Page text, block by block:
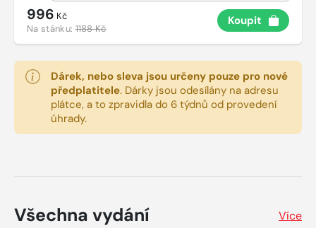
996 Kč
Na stánku:1188 Kč
Koupit
Dárek, nebo sleva jsou určeny pouze pro nové
předplatitele. Dárky jsou odesílány na adresu
plátce, a to zpravidla do 6 týdnů od provedení
úhrady.
Všechna vydání Více